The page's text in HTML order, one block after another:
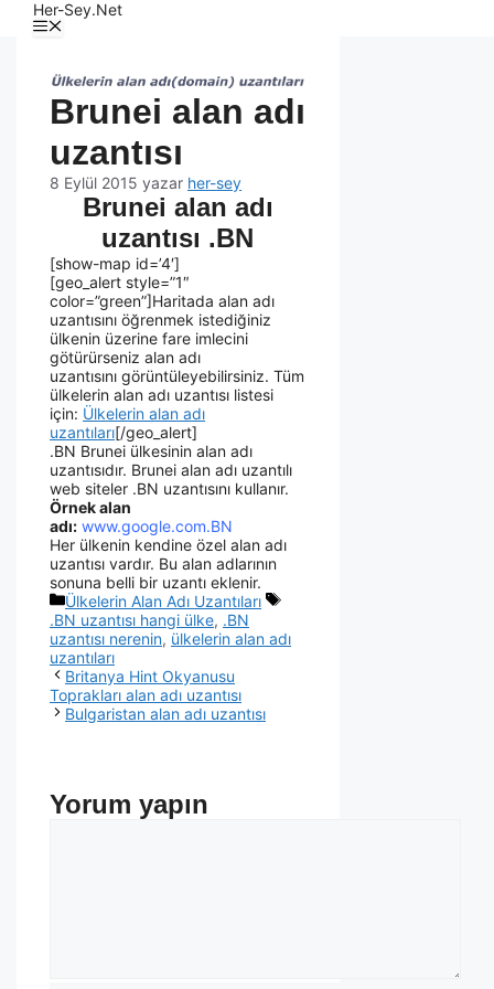
Her-Sey.Net
Brunei alan adı
uzantısı
8 Eylül 2015 yazar her-sey
Brunei alan adı
uzantısı .BN
[show-map id=’4′]
[geo_alert style=”1″
color=”green”]Haritada alan adı
uzantısını öğrenmek istediğiniz
ülkenin üzerine fare imlecini
götürürseniz alan adı
uzantısını görüntüleyebilirsiniz. Tüm
ülkelerin alan adı uzantısı listesi
için: Ülkelerin alan adı
uzantıları[/geo_alert]
.BN Brunei ülkesinin alan adı
uzantısıdır. Brunei alan adı uzantılı
web siteler .BN uzantısını kullanır.
Örnek alan
adı: www.google.com.BN
Her ülkenin kendine özel alan adı
uzantısı vardır. Bu alan adlarının
sonuna belli bir uzantı eklenir.
Ülkelerin Alan Adı Uzantıları
.BN uzantısı hangi ülke, .BN
uzantısı nerenin, ülkelerin alan adı
uzantıları
Britanya Hint Okyanusu
Toprakları alan adı uzantısı
Bulgaristan alan adı uzantısı
Yorum yapın